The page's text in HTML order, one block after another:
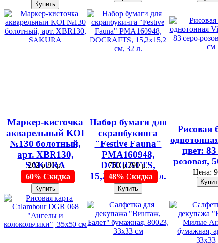
Маркер-кисточка
акварельный KOI
№130 болотный,
арт. XBR130,
SAKURA
202 р.80 р.
60% Скидка
Набор бумаги для
скрапбукинга
"Festive Fauna"
PMA160948,
DOCRAFTS,
15,2х15,2 см, 32 л.
750 р.390 р.
48% Скидка
Рисовая
цвет: 83
розовая,
Цена: